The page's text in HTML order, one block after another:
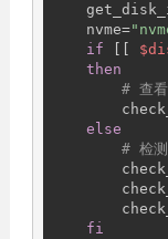
    nvme=
if
then
# 查看
else
# 检测
fi